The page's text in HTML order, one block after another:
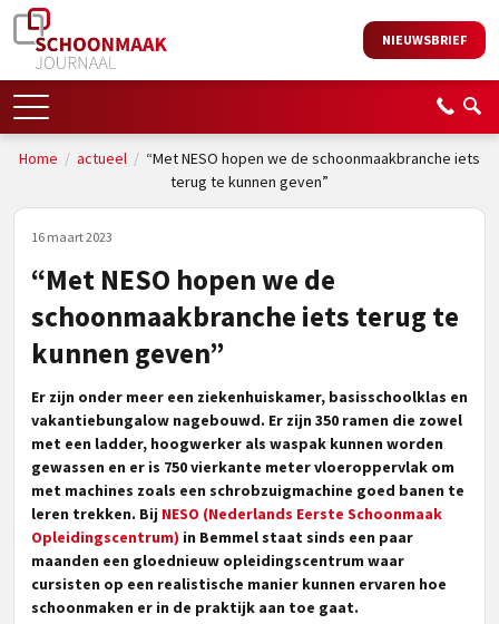
NIEUWSBRIEF
Home / actueel / “Met NESO hopen we de schoonmaakbranche iets
terug te kunnen geven”
16 maart 2023
“Met NESO hopen we de
schoonmaakbranche iets terug te
kunnen geven”
Er zijn onder meer een ziekenhuiskamer, basisschoolklas en
vakantiebungalow nagebouwd. Er zijn 350 ramen die zowel
met een ladder, hoogwerker als waspak kunnen worden
gewassen en er is 750 vierkante meter vloeroppervlak om
met machines zoals een schrobzuigmachine goed banen te
leren trekken. Bij NESO (Nederlands Eerste Schoonmaak
Opleidingscentrum) in Bemmel staat sinds een paar
maanden een gloednieuw opleidingscentrum waar
cursisten op een realistische manier kunnen ervaren hoe
schoonmaken er in de praktijk aan toe gaat.